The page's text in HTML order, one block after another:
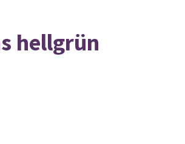
hellgrün